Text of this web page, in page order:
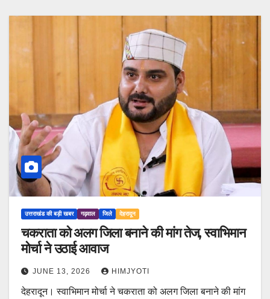
उत्तराखंड की बड़ी खबर गढ़वाल जिले देहरादून
चकराता को अलग जिला बनाने की मांग तेज, स्वाभिमान
मोर्चा ने उठाई आवाज
JUNE 13, 2026 HIMJYOTI
देहरादून। स्वाभिमान मोर्चा ने चकराता को अलग जिला बनाने की मांग